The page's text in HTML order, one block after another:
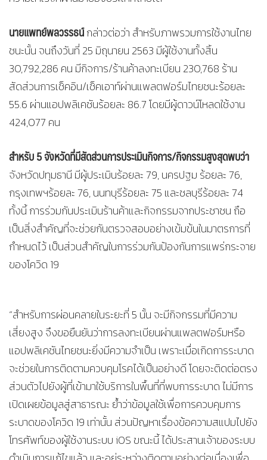
นายแพทย์พลวรรธน์กล่าวต่อว่า สำหรับภาพรวมการใช้งานไทย
ชนะนั้น จนถึงวันที่ 25 มิถุนายน 2563 มีผู้ใช้งานทั้งสิ้น
30,792,286 คน มีกิจการ/ร้านค้าลงทะเบียน 230,768 ร้าน
สัดส่วนการเช็คอิน/เช็คเอาท์ผ่านแพลตฟอร์มไทยชนะร้อยละ
55.6 ผ่านแอปพลิเคชันร้อยละ 86.7 โดยมีผู้ดาวน์โหลดใช้งาน
424,077 คน
สำหรับ5 จังหวัดที่มีสัดส่วนการประเมินกิจการ/กิจกรรมสูงสุดพบว่า
จังหวัดปทุมธานี มีผู้ประเมินร้อยละ 79, นครปฐม ร้อยละ 76,
กรุงเทพฯร้อยละ 76, นนทบุรีร้อยละ 75 และชลบุรีร้อยละ 74
ทั้งนี้ การร่วมกันประเมินร้านค้าและกิจกรรมจากประชาชน ถือ
เป็นสิ่งสำคัญที่จะช่วยกันตรวจสอบอย่างเข้มข้นในมาตรการที่
กำหนดไว้ เป็นส่วนสำคัญในการร่วมกันป้องกันการแพร่กระจาย
ของโควิด 19
“สำหรับการผ่อนคลายในระยะที่ 5 นั้น จะมีกิจกรรมที่มีความ
เสี่ยงสูง จึงขอยืนยันว่าการลงทะเบียนผ่านแพลตฟอร์มหรือ
แอปพลิเคชันไทยชนะยิ่งมีความจำเป็น เพราะเมื่อเกิดการระบาด
จะช่วยในการติดตามควบคุมโรคได้เป็นอย่างดี โดยจะติดต่อตรง
ส่วนตัวไปยังผู้ที่เข้ามาใช้บริการในพื้นที่ที่พบการระบาด ไม่มีการ
เปิดเผยข้อมูลสู่สาธารณะ ย้ำว่าข้อมูลใช้เพื่อการควบคุมการ
ระบาดของโควิด 19 เท่านั้น ส่วนปัญหาเรื่องข้อความสแปมไปยัง
โทรศัพท์ของผู้ใช้งานระบบ iOS ขณะนี้ ได้ประสานเจ้าของระบบ